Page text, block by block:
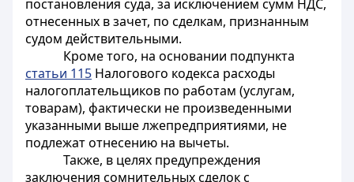
постановления суда, за исключением сумм НДС,
отнесенных в зачет, по сделкам, признанным
судом действительными.
Кроме того, на основании подпункта
статьи 115 Налогового кодекса расходы
налогоплательщиков по работам (услугам,
товарам), фактически не произведенными
указанными выше лжепредприятиями, не
подлежат отнесению на вычеты.
Также, в целях предупреждения
заключения сомнительных сделок с